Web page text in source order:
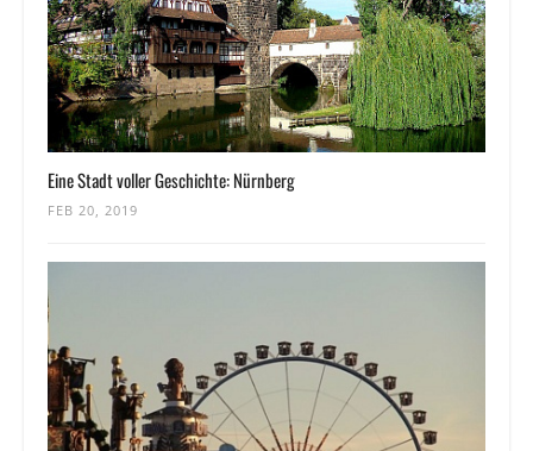
Eine Stadt voller Geschichte: Nürnberg
FEB 20, 2019